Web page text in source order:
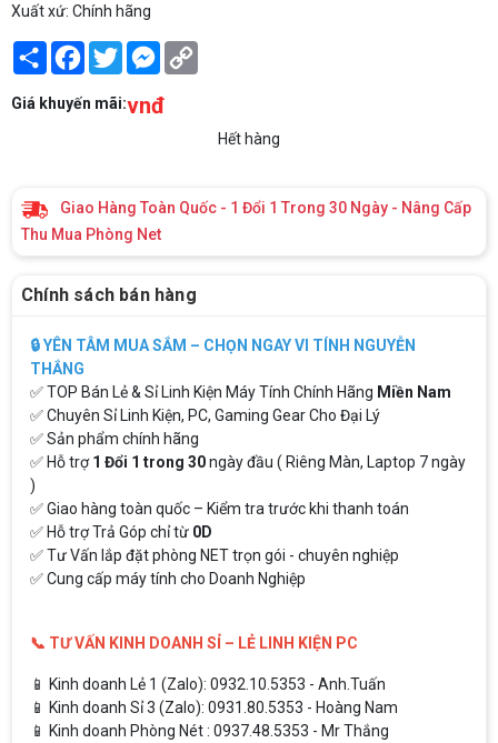
Xuất xứ: Chính hãng
Share Facebook
TwitterMessenger
Giá khuyến mãi:vnđ
Hết hàng
Giao Hàng Toàn Quốc - 1 Đổi 1 Trong 30 Ngày - Nâng Cấp
Thu Mua Phòng Net
Chính sách bán hàng
🔒 YÊN TÂM MUA SẮM – CHỌN NGAY VI TÍNH NGUYỄN
THẮNG
✅ TOP Bán Lẻ & Sỉ Linh Kiện Máy Tính Chính Hãng Miền Nam
✅ Chuyên Sỉ Linh Kiện, PC, Gaming Gear Cho Đại Lý
✅ Sản phẩm chính hãng
✅ Hỗ trợ1 Đổi 1 trong 30ngày đầu ( Riêng Màn, Laptop 7 ngày
)
✅ Giao hàng toàn quốc – Kiểm tra trước khi thanh toán
✅ Hỗ trợ Trả Góp chỉ từ 0D
✅ Tư Vấn lắp đặt phòng NET trọn gói - chuyên nghiệp
✅ Cung cấp máy tính cho Doanh Nghiệp
📞 TƯ VẤN KINH DOANH SỈ – LẺ LINH KIỆN PC
📱 Kinh doanh Lẻ 1 (Zalo): 0932.10.5353 - Anh.Tuấn
📱 Kinh doanh Sỉ 3 (Zalo): 0931.80.5353 - Hoàng Nam
📱 Kinh doanh Phòng Nét : 0937.48.5353 - Mr Thắng